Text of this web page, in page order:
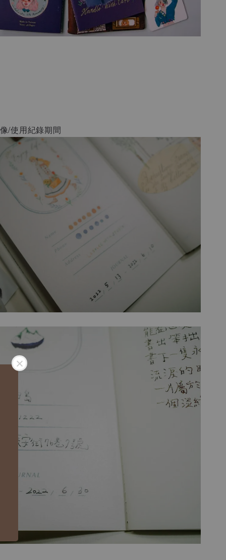
/使用紀錄期間